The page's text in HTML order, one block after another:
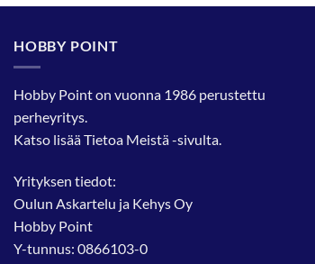
HOBBY POINT
Hobby Point on vuonna 1986 perustettu
perheyritys.
Katso lisääTietoa Meistä-sivulta.
Yrityksen tiedot:
Oulun Askartelu ja Kehys Oy
Hobby Point
Y-tunnus: 0866103-0